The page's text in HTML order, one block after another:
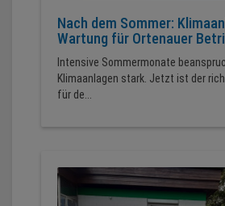
Nach dem Sommer:
Wartung für Ortenauer
Intensive Sommermonate
Klimaanlagen stark. Jetzt ist der
für de...